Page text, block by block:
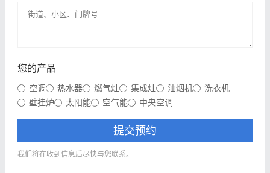
您的产品
空调 热水器 燃气灶 集成灶 油烟机
洗衣机
壁挂炉
太阳能 空气能 中央空调
提交预约
我们将在收到信息后尽快与您联系。